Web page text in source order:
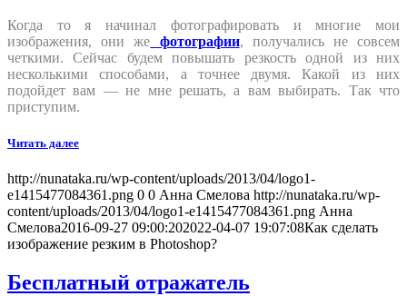
Когда то я начинал фотографировать и многие мои
изображения, они же фотографии, получались не совсем
четкими. Сейчас будем повышать резкость одной из них
несколькими способами, а точнее двумя. Какой из них
подойдет вам — не мне решать, а вам выбирать. Так что
приступим.
Читать далее
http://nunataka.ru/wp-content/uploads/2013/04/logo1-
e1415477084361.png 0 0 Анна Смелова http://nunataka.ru/wp-
content/uploads/2013/04/logo1-e1415477084361.png Анна
Смелова2016-09-27 09:00:202022-04-07 19:07:08Как сделать
изображение резким в Photoshop?
Бесплатный отражатель